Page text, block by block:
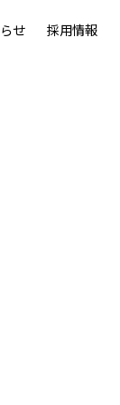
せ 採用情報